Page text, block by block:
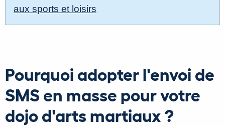
aux sports et loisirs
Pourquoi adopter l'envoi de
SMS en masse pour votre
dojo d'arts martiaux ?